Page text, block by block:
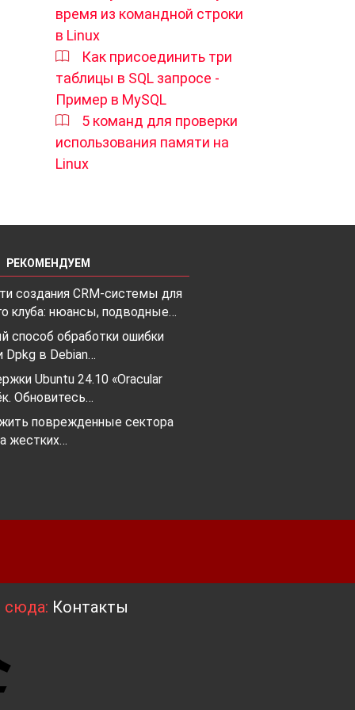
время из командной строки
в Linux
Как присоединить три
таблицы в SQL запросе -
Пример в MySQL
5 команд для проверки
использования памяти на
Linux
РЕКОМЕНДУЕМ
создания CRM-системы для
клуба: нюансы, подводные…
способ обработки ошибки
Dpkg в Debian…
Ubuntu 24.10 «Oracular
Обновитесь…
поврежденные сектора
жестких…
сюда: Контакты